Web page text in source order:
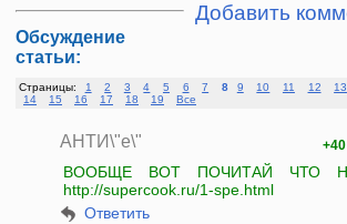
Добавить
Обсуждение
статьи:
Страницы: 1 2 3 4 5 6 7 8 9 10 11 12
13
14
15 16 17 18 19 Все
АНТИ\"е\" +40
ВООБЩЕ ВОТ ПОЧИТАЙ ЧТО
http://supercook.ru/1-spe.html
Ответить